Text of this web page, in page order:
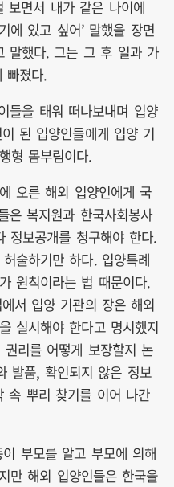
보면서 내가 같은 나이에
에 있고 싶어’ 말했을 장면
말했다. 그는 그 후 일과 가
빠졌다.
들을 태워 떠나보내며 입양
된 입양인들에게 입양 기
형 몸부림이다.
오른 해외 입양인에게 국
은 복지원과 한국사회봉사
정보공개를 청구해야 한다.
술하기만 하다. 입양특례
원칙이라는 법 때문이다.
서 입양 기관의 장은 해외
실시해야 한다고 명시했지
리를 어떻게 보장할지 논
발품, 확인되지 않은 정보
속 뿌리 찾기를 이어 나간
이 부모를 알고 부모에 의해
만 해외 입양인들은 한국을